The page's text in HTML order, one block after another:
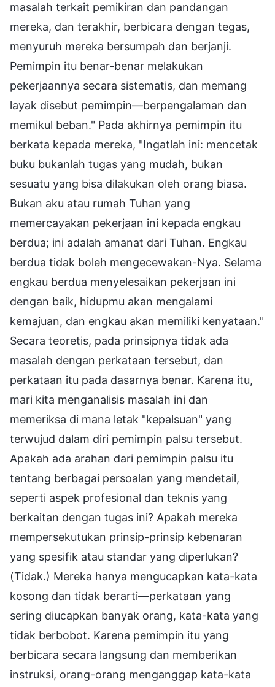
masalah terkait pemikiran dan pandangan
mereka, dan terakhir, berbicara dengan tegas,
menyuruh mereka bersumpah dan berjanji.
Pemimpin itu benar-benar melakukan
pekerjaannya secara sistematis, dan memang
layak disebut pemimpin—berpengalaman dan
memikul beban." Pada akhirnya pemimpin itu
berkata kepada mereka, "Ingatlah ini: mencetak
buku bukanlah tugas yang mudah, bukan
sesuatu yang bisa dilakukan oleh orang biasa.
Bukan aku atau rumah Tuhan yang
memercayakan pekerjaan ini kepada engkau
berdua; ini adalah amanat dari Tuhan. Engkau
berdua tidak boleh mengecewakan-Nya. Selama
engkau berdua menyelesaikan pekerjaan ini
dengan baik, hidupmu akan mengalami
kemajuan, dan engkau akan memiliki kenyataan."
Secara teoretis, pada prinsipnya tidak ada
masalah dengan perkataan tersebut, dan
perkataan itu pada dasarnya benar. Karena itu,
mari kita menganalisis masalah ini dan
memeriksa di mana letak "kepalsuan" yang
terwujud dalam diri pemimpin palsu tersebut.
Apakah ada arahan dari pemimpin palsu itu
tentang berbagai persoalan yang mendetail,
seperti aspek profesional dan teknis yang
berkaitan dengan tugas ini? Apakah mereka
mempersekutukan prinsip-prinsip kebenaran
yang spesifik atau standar yang diperlukan?
(Tidak.) Mereka hanya mengucapkan kata-kata
kosong dan tidak berarti—perkataan yang
sering diucapkan banyak orang, kata-kata yang
tidak berbobot. Karena pemimpin itu yang
berbicara secara langsung dan memberikan
instruksi, orang-orang menganggap kata-kata